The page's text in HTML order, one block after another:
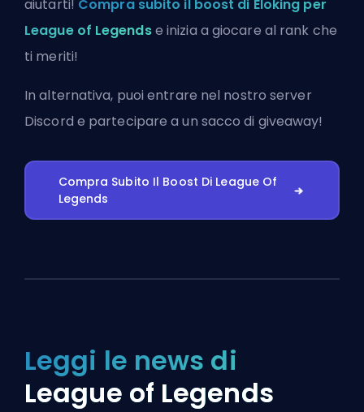
aiutarti! Compra subito il boost di Eloking per
League of Legendse inizia a giocare al rank che
ti meriti!
In alternativa, puoientrare nel nostro server
Discord e partecipare a un sacco di giveaway!
Compra Subito Il Boost Di League Of
Legends
Leggi le news di
League of Legends